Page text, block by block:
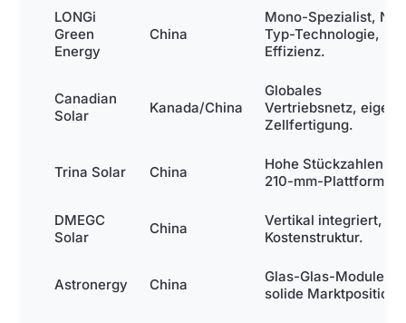
LONGi
Green
Energy
China
Mono-Spezialist, N-
Typ-Technologie,
Effizienz.
Canadian
Solar
Kanada/China
Globales
Vertriebsnetz, eigene
Zellfertigung.
Trina Solar China
Hohe Stückzahlen,
210-mm-Plattform.
DMEGC
Solar
China
Vertikal integriert,
Kostenstruktur.
Astronergy China
Glas-Glas-Module,
solide Marktposition.